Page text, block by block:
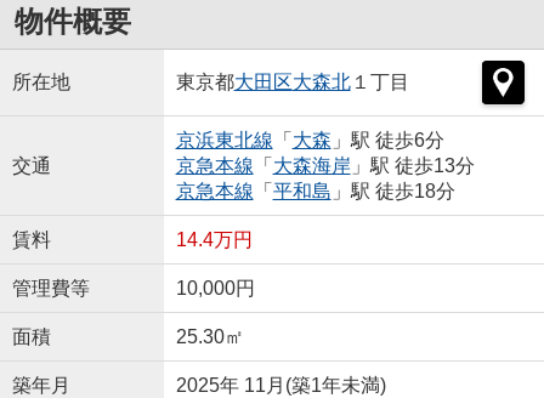
物件概要
所在地 東京都大田区大森北１丁目
交通
京浜東北線 「 大森 」駅 徒歩6分
京急本線 「 大森海岸 」駅 徒歩13分
京急本線 「 平和島 」駅 徒歩18分
賃料 14.4万円
管理費等 10,000円
面積 25.30㎡
築年月 2025年 11月(築1年未満)